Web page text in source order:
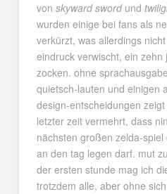
von skyward sword und
wurden einige bei fans als
verkürzt, was allerdings
eindruck verwischt, ein
zocken. ohne
quietsch-lauten und einigen
design-entscheidungen
letzter zeit vermehrt, dass
nächsten großen zelda-
an den tag legen darf. mut
der ersten stunde mag ich
trotzdem alle, aber ohne